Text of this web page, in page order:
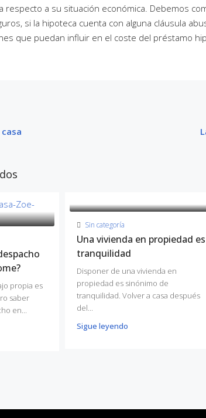
respecto a su situación económica. Debemos
si la hipoteca cuenta con alguna cláusula
que puedan influir en el coste del préstamo
propia es
saber
en...
Sin categoría
Una vivienda en propiedad es
tranquilidad
Disponer de una vivienda en
propiedad es sinónimo de
tranquilidad. Volver a casa después
del...
Sigue leyendo